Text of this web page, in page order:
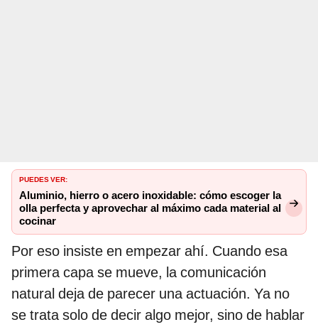
PUEDES VER:
Aluminio, hierro o acero inoxidable: cómo escoger la
olla perfecta y aprovechar al máximo cada material al
cocinar
Por eso insiste en empezar ahí. Cuando esa
primera capa se mueve, la comunicación
natural deja de parecer una actuación. Ya no
se trata solo de decir algo mejor, sino de hablar